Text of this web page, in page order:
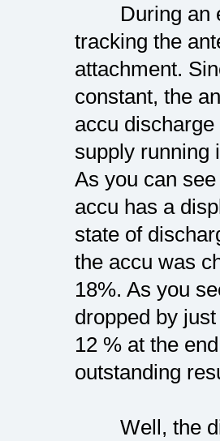
During an
tracking the
attachment.
constant, the
accu
supply running
As you can
accu has a
state of
the accu was
18%. As you
dropped by
12 % at the
outstanding
Well, the